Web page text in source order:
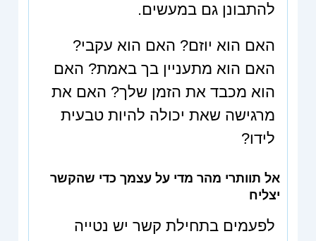
להתבונן גם במעשים.
האם הוא יוזם? האם הוא עקבי?
האם הוא מתעניין בך באמת? האם
הוא מכבד את הזמן שלך? האם את
מרגישה שאת יכולה להיות טבעית
לידו?
אל תוותרי מהר מדי על עצמך כדי שהקשר
יצליח
לפעמים בתחילת קשר יש נטייה